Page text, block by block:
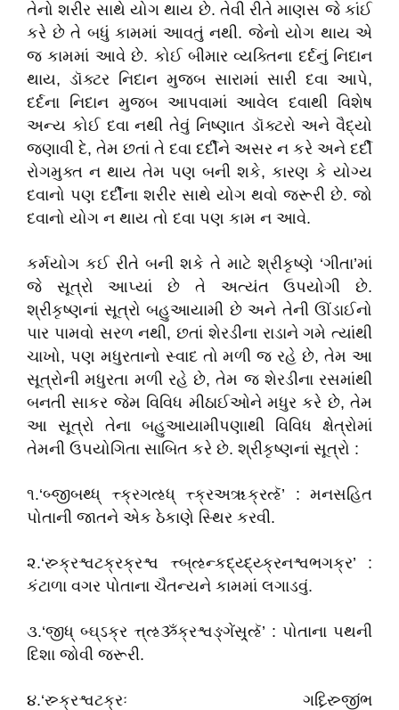
તેનો શરીર સાથે યોગ થાય છે. તેવી રીતે માણસ જે કાંઈ
કરે છે તે બધું કામમાં આવતું નથી. જેનો યોગ થાય એ
જ કામમાં આવે છે. કોઈ બીમાર વ્યક્તિના દર્દનું નિદાન
થાય, ડૉક્ટર નિદાન મુજબ સારામાં સારી દવા આપે,
દર્દના નિદાન મુજબ આપવામાં આવેલ દવાથી વિશેષ
અન્ય કોઈ દવા નથી તેવું નિષ્ણાત ડૉક્ટરો અને વૈદ્યો
જણાવી દે, તેમ છતાં તે દવા દર્દીને અસર ન કરે અને દર્દી
રોગમુક્ત ન થાય તેમ પણ બની શકે, કારણ કે યોગ્ય
દવાનો પણ દર્દીના શરીર સાથે યોગ થવો જરૂરી છે. જો
દવાનો યોગ ન થાય તો દવા પણ કામ ન આવે.
કર્મયોગ કઈ રીતે બની શકે તે માટે શ્રીકૃષ્ણે ‘ગીતા’માં
જે સૂત્રો આપ્યાં છે તે અત્યંત ઉપયોગી છે.
શ્રીકૃષ્ણનાં સૂત્રો બહુઆયામી છે અને તેની ઊંડાઈનો
પાર પામવો સરળ નથી, છતાં શેરડીના રાડાને ગમે ત્યાંથી
ચાખો, પણ મધુરતાનો સ્વાદ તો મળી જ રહે છે, તેમ આ
સૂત્રોની મધુરતા મળી રહે છે, તેમ જ શેરડીના રસમાંથી
બનતી સાકર જેમ વિવિધ મીઠાઈઓને મધુર કરે છે, તેમ
આ સૂત્રો તેના બહુઆયામીપણાથી વિવિધ ક્ષેત્રોમાં
તેમની ઉપયોગિતા સાબિત કરે છે. શ્રીકૃષ્ણનાં સૂત્રો :
૧.‘બ્જીબથ્ધ્ ત્ત્ક્રગઌધ્ ત્ત્ક્રઅૠક્રઌૅ’ : મનસહિત
પોતાની જાતને એક ઠેકાણે સ્થિર કરવી.
૨.‘સ્ર્ક્રશ્વટક્રક્રશ્વ ત્ત્બ્ઌન્કદ્ય્દ્ય્ક્રનશ્વભગક્ર’ :
કંટાળા વગર પોતાના ચૈતન્યને કામમાં લગાડવું.
૩.‘જીધ્ બ્ઘ્ઽક્ર ત્ત્ઌૐક્રશ્વઙ્ગેંસ્ર્ઌૅ’ : પોતાના પથની
દિશા જોવી જરૂરી.
૪.‘સ્ર્ક્રશ્વટક્રઃ ગધ્ર્સ્ર્જીિંભ